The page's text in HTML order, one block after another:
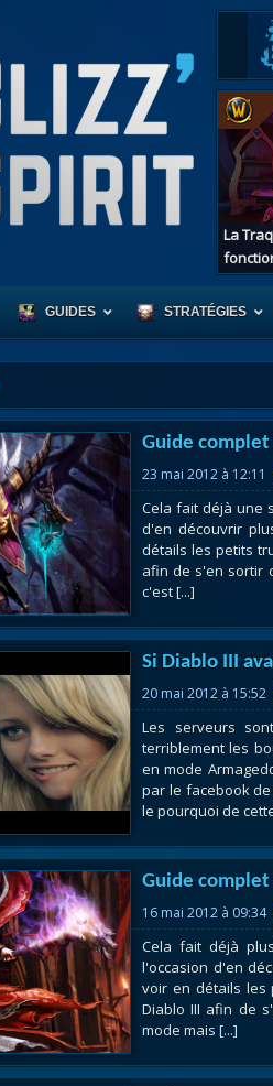
La
GUIDES
Coeur
Exploration
Nazjataret
Débloquer le
Assauts à
Visions
STRATÉGIES
Guide
23 mai 2012 à 12:11
Cela fait déjà une
d'en découvrir
détails les petits
afin de s'en sortir
c'est [...]
Si Diablo III
20 mai 2012 à 15:52
Les serveurs
terriblement les
en mode
par le facebook
le pourquoi de
Guide
16 mai 2012 à 09:34
Cela fait déjà
l'occasion d'en
voir en détails les
Diablo III afin de
mode mais [...]